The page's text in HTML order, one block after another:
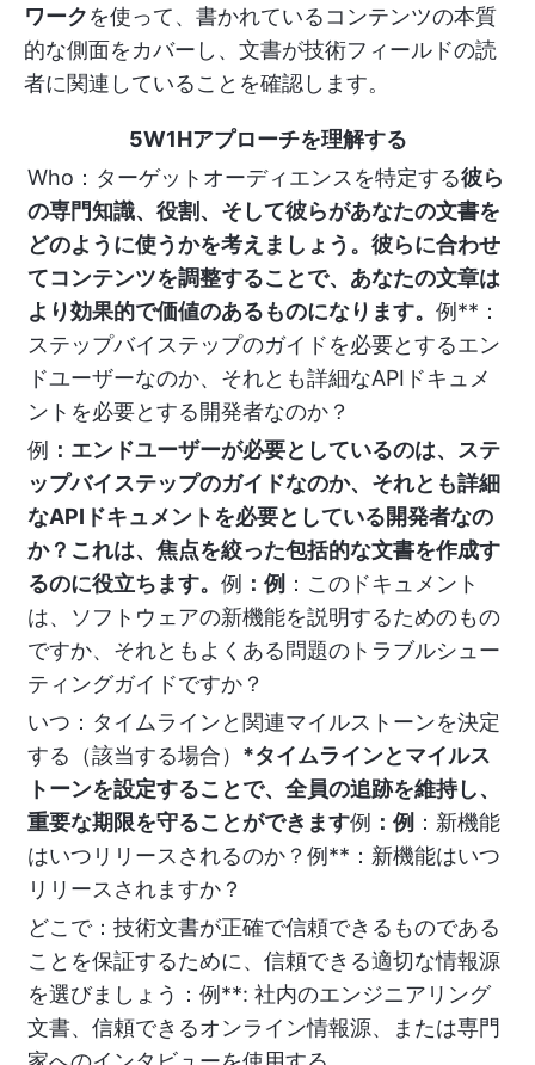
ワークを使って、書かれているコンテンツの本質
的な側面をカバーし、文書が技術フィールドの読
者に関連していることを確認します。
5W1Hアプローチを理解する
Who：ターゲットオーディエンスを特定する彼ら
の専門知識、役割、そして彼らがあなたの文書を
どのように使うかを考えましょう。彼らに合わせ
てコンテンツを調整することで、あなたの文章は
より効果的で価値のあるものになります。 例**：
ステップバイステップのガイドを必要とするエン
ドユーザーなのか、それとも詳細なAPIドキュメ
ントを必要とする開発者なのか？
例 ：エンドユーザーが必要としているのは、ステ
ップバイステップのガイドなのか、それとも詳細
なAPIドキュメントを必要としている開発者なの
か？これは、焦点を絞った包括的な文書を作成す
るのに役立ちます。 例 ：例 ：このドキュメント
は、ソフトウェアの新機能を説明するためのもの
ですか、それともよくある問題のトラブルシュー
ティングガイドですか？
いつ：タイムラインと関連マイルストーンを決定
する（該当する場合） *タイムラインとマイルス
トーンを設定することで、全員の追跡を維持し、
重要な期限を守ることができます例 ：例 ：新機能
はいつリリースされるのか？例**：新機能はいつ
リリースされますか？
どこで：技術文書が正確で信頼できるものである
ことを保証するために、信頼できる適切な情報源
を選びましょう：例**: 社内のエンジニアリング
文書、信頼できるオンライン情報源、または専門